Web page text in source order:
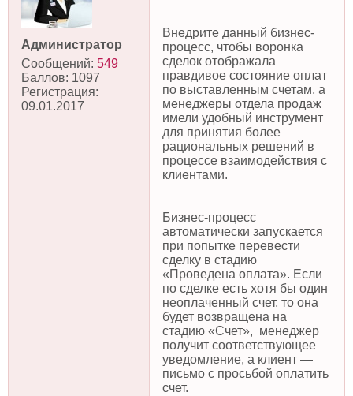
Администратор
Сообщений: 549
Баллов: 1097
Регистрация:
09.01.2017
Внедрите данный бизнес-
процесс, чтобы воронка
сделок отображала
правдивое состояние оплат
по выставленным счетам, а
менеджеры отдела продаж
имели удобный инструмент
для принятия более
рациональных решений в
процессе взаимодействия с
клиентами.
Бизнес-процесс
автоматически запускается
при попытке перевести
сделку в стадию
«Проведена оплата». Если
по сделке есть хотя бы один
неоплаченный счет, то она
будет возвращена на
стадию «Счет», менеджер
получит соответствующее
уведомление, а клиент —
письмо с просьбой оплатить
счет.